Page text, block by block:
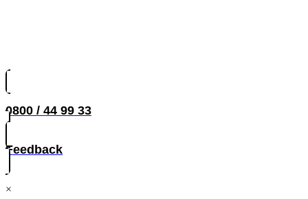
0800 / 44 99 33
Feedback
×